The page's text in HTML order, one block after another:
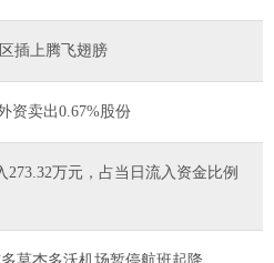
插上腾飞翅膀
资卖出0.67%股份
万元，占当日流入资金比例